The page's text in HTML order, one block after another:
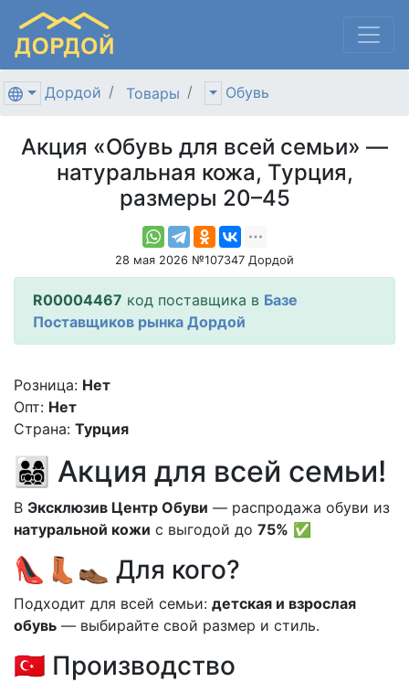
Дордой Товары Обувь
Акция «Обувь для всей семьи» —
натуральная кожа, Турция,
размеры 20–45
28 мая 2026 №107347 Дордой
R00004467 код поставщика в Базе
Поставщиков рынка Дордой
Розница: Нет
Опт: Нет
Страна: Турция
👨‍👩‍👧‍👦 Акция для всей семьи!
В Эксклюзив Центр Обуви — распродажа обуви из
натуральной кожи с выгодой до 75% ✅
👠👢👞 Для кого?
Подходит для всей семьи: детская и взрослая
обувь — выбирайте свой размер и стиль.
🇹🇷 Производство